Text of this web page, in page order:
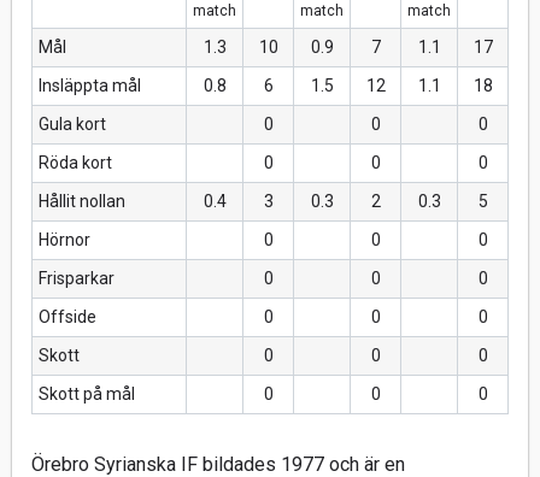
match match match
Mål 1.3 10 0.9 7 1.1
17
Insläppta mål
0.8 6 1.5 12 1.1
18
Gula kort
0 0
0
Röda kort
0 0
0
Hållit nollan
0.4 3 0.3 2 0.3
5
Hörnor
0 0
0
Frisparkar
0 0
0
Offside
0 0
0
Skott
0 0
0
Skott på mål
0 0 0
Örebro Syrianska IF bildades 1977 och är en